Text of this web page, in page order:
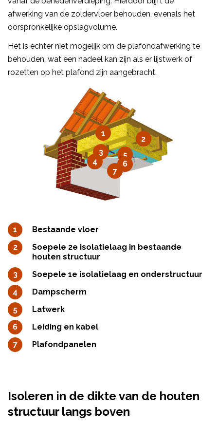
afwerking van de zoldervloer behouden, evenals het
oorspronkelijke opslagvolume.
Het is echter niet mogelijk om de plafondafwerking te
behouden, wat een nadeel kan zijn als er lijstwerk of
rozetten op het plafond zijn aangebracht.
1
2
3
4
5
6
7
Bestaande vloer
Soepele 2e isolatielaag in bestaande
houten structuur
Soepele 1e isolatielaag en onderstructuur
Dampscherm
Latwerk
Leiding en kabel
Plafondpanelen
Isoleren in de dikte van de houten
structuur langs boven